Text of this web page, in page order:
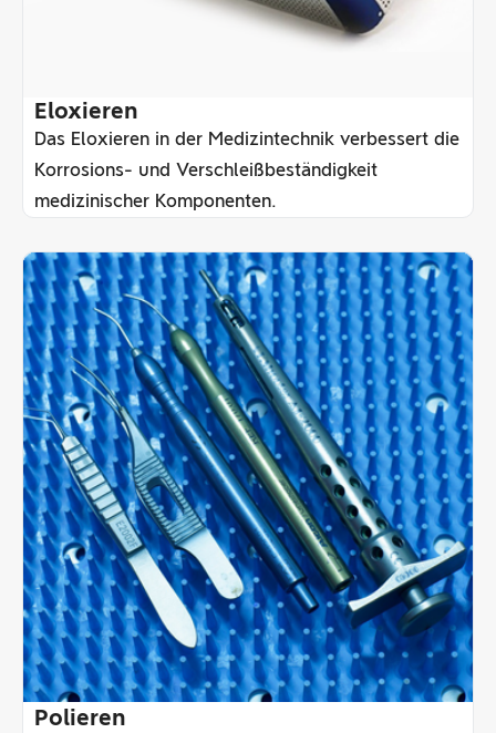
Eloxieren
Das Eloxieren in der Medizintechnik verbessert die
Korrosions- und Verschleißbeständigkeit
medizinischer Komponenten.
Polieren